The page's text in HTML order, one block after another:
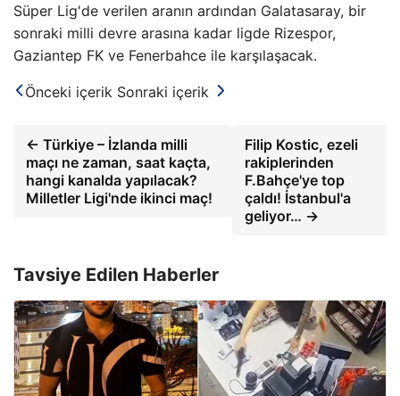
Süper Lig'de verilen aranın ardından Galatasaray, bir
sonraki milli devre arasına kadar ligde Rizespor,
Gaziantep FK ve Fenerbahce ile karşılaşacak.
Önceki içerik Sonraki içerik
← Türkiye – İzlanda milli
maçı ne zaman, saat kaçta,
hangi kanalda yapılacak?
Milletler Ligi'nde ikinci maç!
Filip Kostic, ezeli
rakiplerinden
F.Bahçe'ye top
çaldı! İstanbul'a
geliyor… →
Tavsiye Edilen Haberler